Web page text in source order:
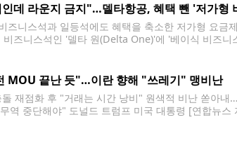
데 라운지 금지"…델타항공, 혜택 뺀 '저가형
즈니스석과 일등석에도 혜택을 축소한 저가형 요
비즈니스석인 '델타 원(Delta One)'에 '베이식 비즈
MOU 끝난 듯"…이란 향해 "쓰레기" 맹비난
재점화 후 "거래는 시간 낭비" 원색적 비난 쏟아
역 중단해야" 도널드 트럼프 미국 대통령 [연합뉴